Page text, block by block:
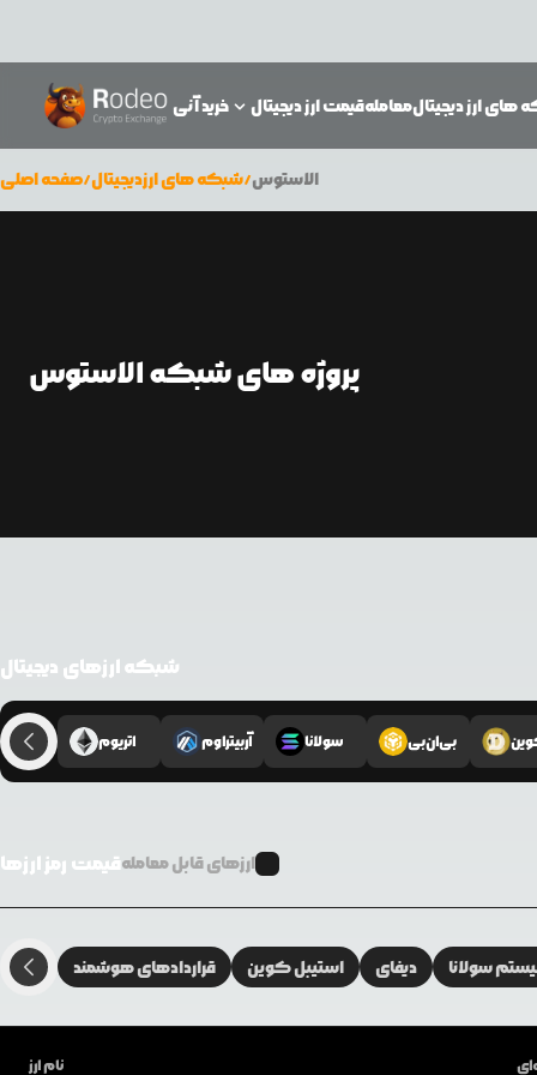
خرید آنی قیمت ارز دیجیتالمعاملههای ارز دیجیتال
صفحه اصلی/شبکه های ارزدیجیتال/الاستوس
پروژه های شبکه الاستوس
شبکه ارزهای دیجیتال
اتریوم آربیتراوم سولانا بی‌ان‌بی
قیمت رمز ارزهاارزهای قابل معامله
قراردادهای هوشمند استیبل کوین دیفای سولانا
نام ارز